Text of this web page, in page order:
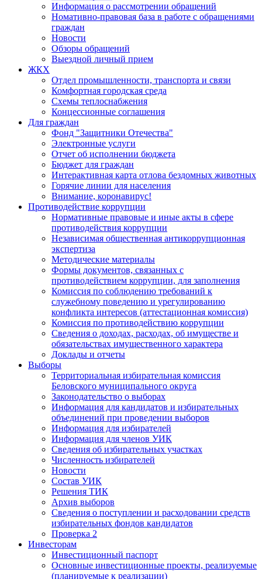
Информация о рассмотрении обращений
Номативно-правовая база в работе с обращениями
граждан
Новости
Обзоры обращений
Выездной личный прием
ЖКХ
Отдел промышленности, транспорта и связи
Комфортная городская среда
Схемы теплоснабжения
Концессионные соглашения
Для граждан
Фонд "Защитники Отечества"
Электронные услуги
Отчет об исполнении бюджета
Бюджет для граждан
Интерактивная карта отлова бездомных животных
Горячие линии для населения
Внимание, коронавирус!
Противодействие коррупции
Нормативные правовые и иные акты в сфере
противодействия коррупции
Независимая общественная антикоррупционная
экспертиза
Методические материалы
Формы документов, связанных с
противодействием коррупции, для заполнения
Комиссия по соблюдению требований к
служебному поведению и урегулированию
конфликта интересов (аттестационная комиссия)
Комиссия по противодействию коррупции
Сведения о доходах, расходах, об имуществе и
обязательствах имущественного характера
Доклады и отчеты
Выборы
Территориальная избирательная комиссия
Беловского муниципального округа
Законодательство о выборах
Информация для кандидатов и избирательных
объединений при проведении выборов
Информация для избирателей
Информация для членов УИК
Сведения об избирательных участках
Численность избирателей
Новости
Состав УИК
Решения ТИК
Архив выборов
Сведения о поступлении и расходовании средств
избирательных фондов кандидатов
Проверка 2
Инвесторам
Инвестиционный паспорт
Основные инвестиционные проекты, реализуемые
(планируемые к реализации)